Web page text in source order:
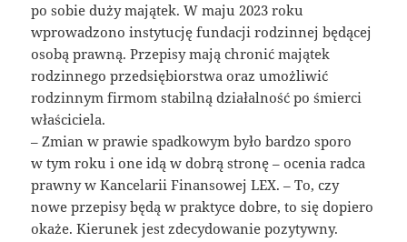
po sobie duży majątek. W maju 2023 roku
wprowadzono instytucję fundacji rodzinnej będącej
osobą prawną. Przepisy mają chronić majątek
rodzinnego przedsiębiorstwa oraz umożliwić
rodzinnym firmom stabilną działalność po śmierci
właściciela.
– Zmian w prawie spadkowym było bardzo sporo
w tym roku i one idą w dobrą stronę – ocenia radca
prawny w Kancelarii Finansowej LEX. – To, czy
nowe przepisy będą w praktyce dobre, to się dopiero
okaże. Kierunek jest zdecydowanie pozytywny.